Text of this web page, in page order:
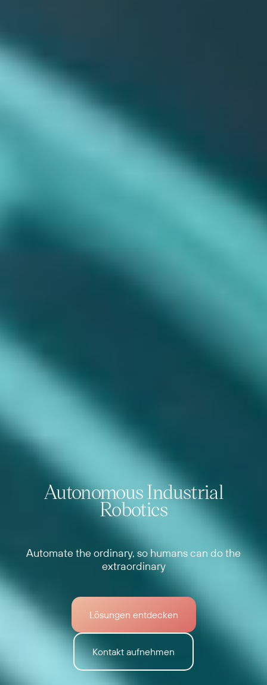
Autonomous Industrial
Robotics
Automate the ordinary, so humans can do the
extraordinary
Lösungen entdecken
Kontakt aufnehmen